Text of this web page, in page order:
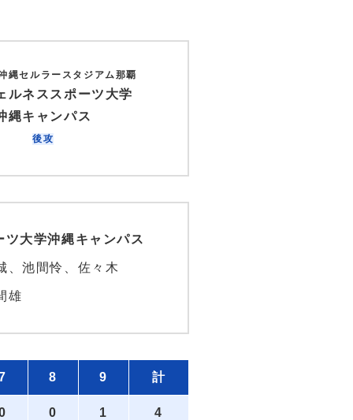
縄セルラースタジアム那覇
ルネススポーツ大学
縄キャンパス
後攻
ツ大学沖縄キャンパス
、池間怜、佐々木
雄
8 9 計
0 1 4